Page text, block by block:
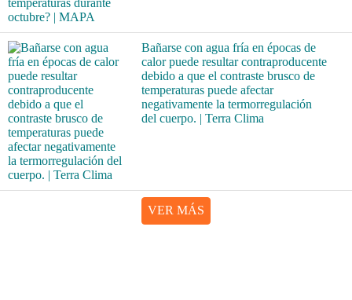
Bañarse con agua fría en épocas de
calor puede resultar contraproducente
debido a que el contraste brusco de
temperaturas puede afectar
negativamente la termorregulación
del cuerpo. | Terra Clima
VER MÁS